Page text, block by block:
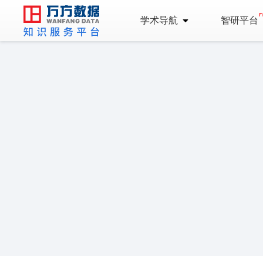
学术导航 智研平台